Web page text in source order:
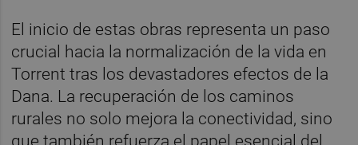
El inicio de estas obras representa un paso
crucial hacia la normalización de la vida en
Torrent tras los devastadores efectos de la
Dana. La recuperación de los caminos
rurales no solo mejora la conectividad, sino